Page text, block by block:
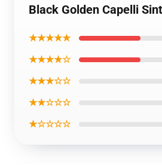
Black Golden Capelli
★★★★★
★★★★☆
★★★☆☆
★★☆☆☆
★☆☆☆☆